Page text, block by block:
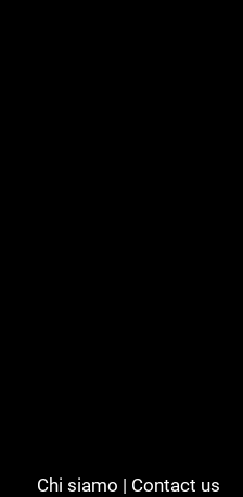
Chi siamo | Contact us